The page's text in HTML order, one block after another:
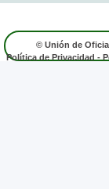
© Unión de
Política de Privacidad -